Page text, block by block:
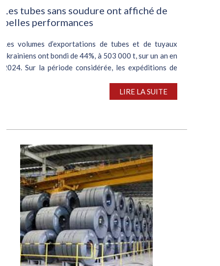
Les tubes sans soudure ont affiché de
belles performances
Les volumes d’exportations de tubes et de tuyaux
ukrainiens ont bondi de 44%, à 503 000 t, sur un an en
2024. Sur la période considérée, les expéditions de
LIRE LA SUITE